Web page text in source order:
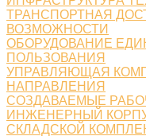
ТРАНСПОРТНАЯ
ВОЗМОЖНОСТИ
ОБОРУДОВАНИЕ
ПОЛЬЗОВАНИЯ
УПРАВЛЯЮЩАЯ
НАПРАВЛЕНИЯ
СОЗДАВАЕМЫЕ
ИНЖЕНЕРНЫЙ
СКЛАДСКОЙ